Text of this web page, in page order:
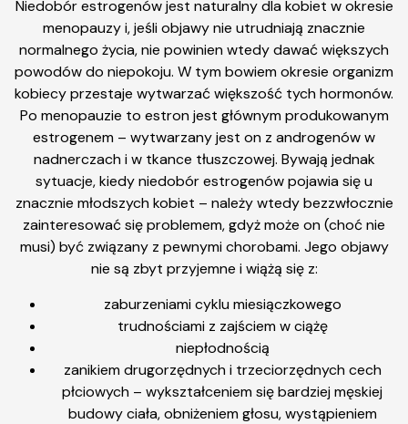
Niedobór estrogenów jest naturalny dla kobiet w okresie
menopauzy i, jeśli objawy nie utrudniają znacznie
normalnego życia, nie powinien wtedy dawać większych
powodów do niepokoju. W tym bowiem okresie organizm
kobiecy przestaje wytwarzać większość tych hormonów.
Po menopauzie to estron jest głównym produkowanym
estrogenem – wytwarzany jest on z androgenów w
nadnerczach i w tkance tłuszczowej. Bywają jednak
sytuacje, kiedy niedobór estrogenów pojawia się u
znacznie młodszych kobiet – należy wtedy bezzwłocznie
zainteresować się problemem, gdyż może on (choć nie
musi) być związany z pewnymi chorobami. Jego objawy
nie są zbyt przyjemne i wiążą się z:
zaburzeniami cyklu miesiączkowego
trudnościami z zajściem w ciążę
niepłodnością
zanikiem drugorzędnych i trzeciorzędnych cech
płciowych – wykształceniem się bardziej męskiej
budowy ciała, obniżeniem głosu, wystąpieniem